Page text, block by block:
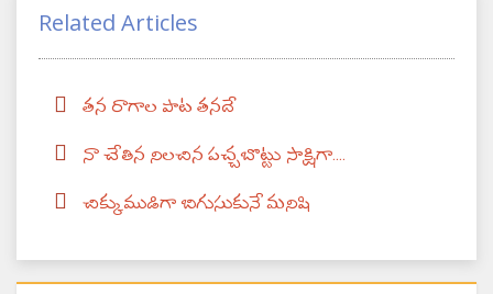
Related Articles
తన రాగాల పాట తనదే
నా చేతిన నిలచిన పచ్చబొట్టు సాక్షిగా....
చిక్కుముడిగా బిగుసుకునే మనిషి